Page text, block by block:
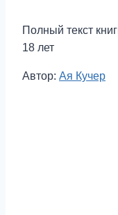
Полный текст
18 лет
Метки
Автор: Ая Кучер